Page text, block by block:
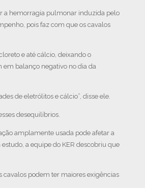
a hemorragia pulmonar induzida pelo
pois faz com que os cavalos
e até cálcio, deixando o
em balanço negativo no dia da
de eletrólitos e cálcio”, disse ele.
desequilíbrios.
amplamente usada pode afetar a
a equipe do KER descobriu que
cavalos podem ter maiores exigências